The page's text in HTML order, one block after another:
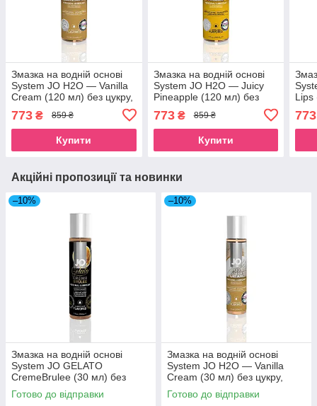
Змазка на водній основі
System JO H2O — Vanilla
Cream (120 мл) без цукру,
SO1778
773 ₴ 859 ₴
Купити
Змазка на водній основі
System JO H2O — Juicy
Pineapple (120 мл) без
цукру, рослинний гліцерин
SO1675
773₴ 859 ₴
Купити
Lips
773
Акційні пропозиції та новинки
–10%
Змазка на водній основі
System JO GELATO
CremeBrulee (30 мл) без
цукру, парабенів та
пропіленгліколю SO1462
Готово до відправки
–10%
Змазка на водній основі
System JO H2O — Vanilla
Cream (30 мл) без цукру,
рослинний гліцерин SO1480
Готово до відправки